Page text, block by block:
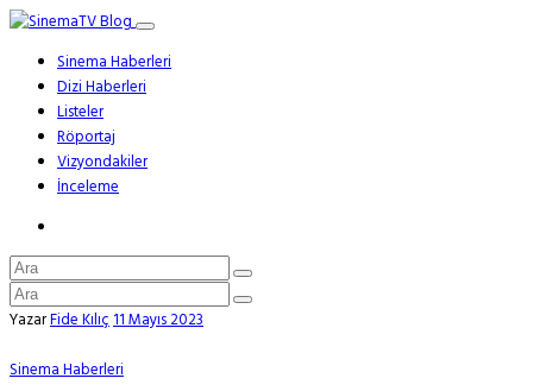
Sinema Haberleri
Dizi Haberleri
Listeler
Röportaj
Vizyondakiler
İnceleme
YazarFide Kılıç11 Mayıs 2023
Sinema Haberleri